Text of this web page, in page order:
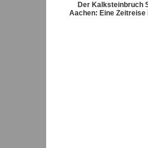
Der Kalksteinbruch
Aachen: Eine